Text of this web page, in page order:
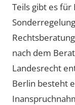
Teils gibt es
nach dem
Landesrecht
Berlin besteht